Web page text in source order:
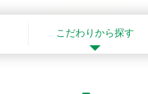
こだわりから探す